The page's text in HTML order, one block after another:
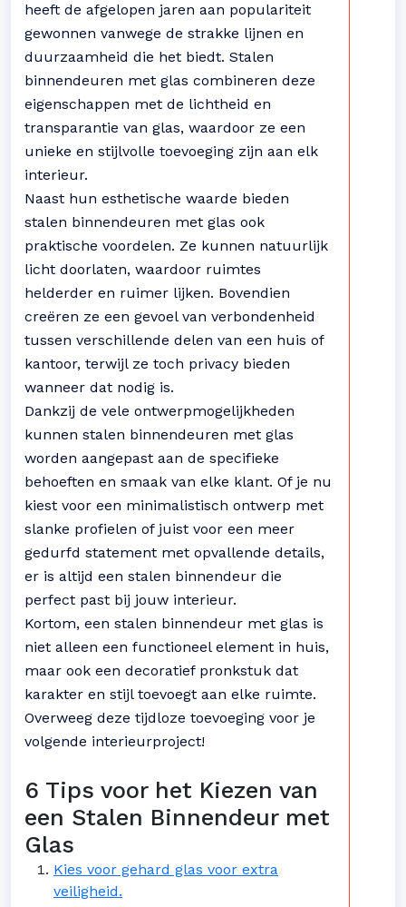
heeft de afgelopen jaren aan populariteit
gewonnen vanwege de strakke lijnen en
duurzaamheid die het biedt. Stalen
binnendeuren met glas combineren deze
eigenschappen met de lichtheid en
transparantie van glas, waardoor ze een
unieke en stijlvolle toevoeging zijn aan elk
interieur.
Naast hun esthetische waarde bieden
stalen binnendeuren met glas ook
praktische voordelen. Ze kunnen natuurlijk
licht doorlaten, waardoor ruimtes
helderder en ruimer lijken. Bovendien
creëren ze een gevoel van verbondenheid
tussen verschillende delen van een huis of
kantoor, terwijl ze toch privacy bieden
wanneer dat nodig is.
Dankzij de vele ontwerpmogelijkheden
kunnen stalen binnendeuren met glas
worden aangepast aan de specifieke
behoeften en smaak van elke klant. Of je nu
kiest voor een minimalistisch ontwerp met
slanke profielen of juist voor een meer
gedurfd statement met opvallende details,
er is altijd een stalen binnendeur die
perfect past bij jouw interieur.
Kortom, een stalen binnendeur met glas is
niet alleen een functioneel element in huis,
maar ook een decoratief pronkstuk dat
karakter en stijl toevoegt aan elke ruimte.
Overweeg deze tijdloze toevoeging voor je
volgende interieurproject!
6 Tips voor het Kiezen van
een Stalen Binnendeur met
Glas
Kies voor gehard glas voor extra
veiligheid.